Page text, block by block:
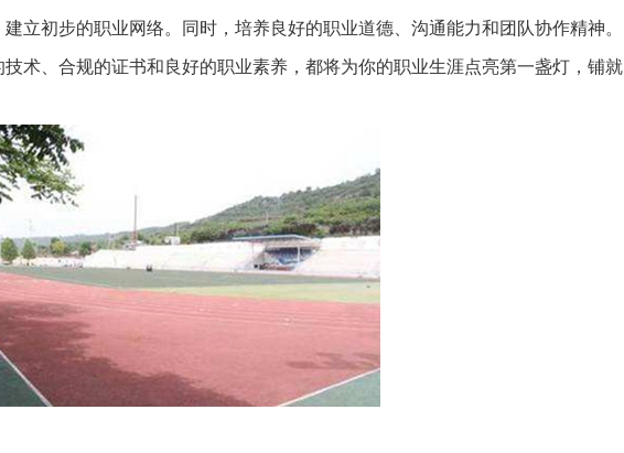
立初步的职业网络。同时，培养良好的职业道德、沟通能力和团队协作精神。
术、合规的证书和良好的职业素养，都将为你的职业生涯点亮第一盏灯，铺就